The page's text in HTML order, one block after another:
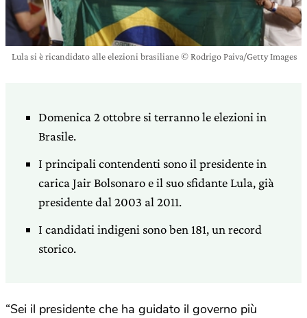
Lula si è ricandidato alle elezioni brasiliane © Rodrigo Paiva/Getty Images
Domenica 2 ottobre si terranno le elezioni in
Brasile.
I principali contendenti sono il presidente in
carica Jair Bolsonaro e il suo sfidante Lula, già
presidente dal 2003 al 2011.
I candidati indigeni sono ben 181, un record
storico.
“Sei il presidente che ha guidato il governo più